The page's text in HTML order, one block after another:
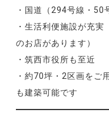
・国道（294号線・50
・生活利便施設が充
のお店があります）
・筑西市役所も至近
・約70坪・2区画をご
も建築可能です